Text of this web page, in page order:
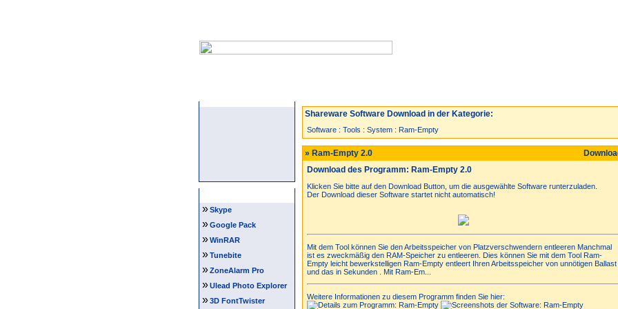
»Skype
»Google Pack
»WinRAR
»Tunebite
»ZoneAlarm Pro
»Ulead Photo Explorer
»3D FontTwister
Shareware Software Download in der Kategorie:
Software : Tools : System : Ram-Empty
» Ram-Empty 2.0
Download des Programm: Ram-Empty 2.0
Klicken Sie bitte auf den Download Button, um die ausgewählte Software runterzuladen.
Der Download dieser Software startet nicht automatisch!
Mit dem Tool können Sie den Arbeitsspeicher von Platzverschwendern entleeren Manchmal
ist es zweckmäßig den RAM-Speicher zu entleeren. Dies können Sie mit dem Tool Ram-
Empty leicht bewerkstelligen Ram-Empty entleert Ihren Arbeitsspeicher von unnötigen Ballast
und das in Sekunden . Mit Ram-Em...
Weitere Informationen zu diesem Programm finden Sie hier: